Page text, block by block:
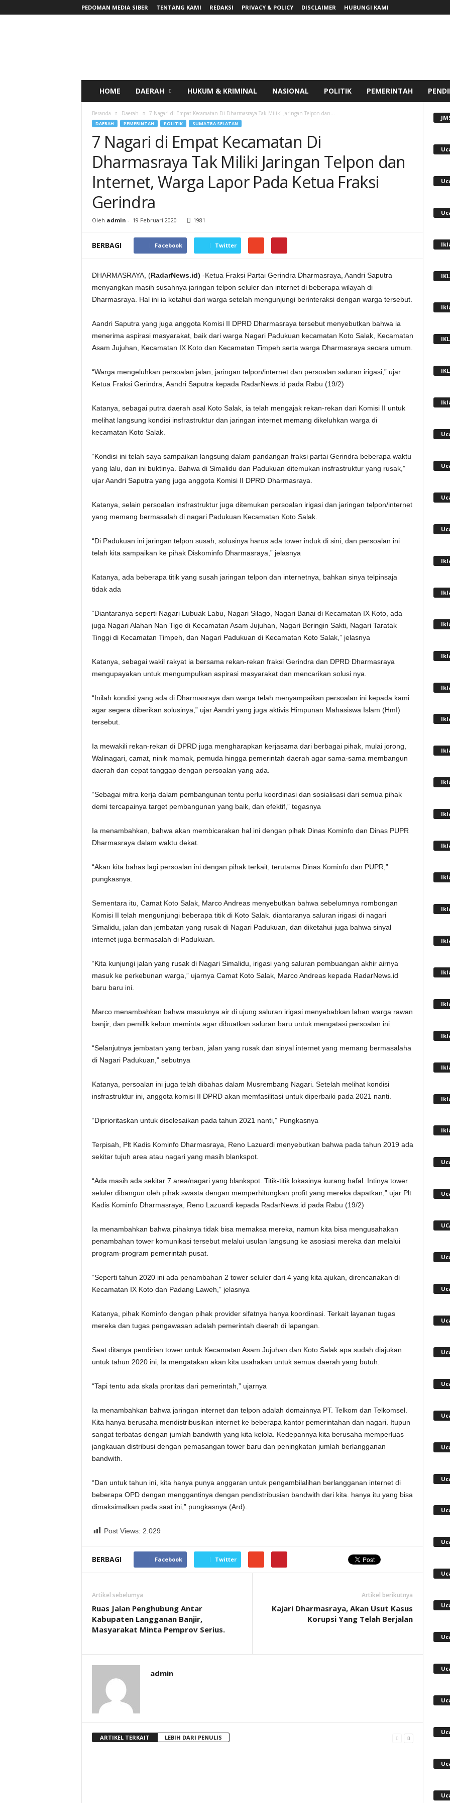
PEDOMAN MEDIA SIBER TENTANG KAMI REDAKSI PRIVACY & POLICY DISCLAIMER HUBUNGI KAMI
HOME DAERAH HUKUM & KRIMINAL NASIONAL POLITIK PEMERINTAH
Beranda Daerah 7 Nagari di Empat Kecamatan Di Dharmasraya Tak Miliki Jaringan Telpon dan...
DAERAH PEMERINTAH POLITIK SUMATRA SELATAN
7 Nagari di Empat Kecamatan Di
Dharmasraya Tak Miliki Jaringan Telpon dan
Internet, Warga Lapor Pada Ketua Fraksi
Gerindra
Oleh admin - 19 Februari 2020 1981
BERBAGI Facebook Twitter
DHARMASRAYA, (RadarNews.id) -Ketua Fraksi Partai Gerindra Dharmasraya, Aandri Saputra
menyangkan masih susahnya jaringan telpon seluler dan internet di beberapa wilayah di
Dharmasraya. Hal ini ia ketahui dari warga setelah mengunjungi berinteraksi dengan warga tersebut.
Aandri Saputra yang juga anggota Komisi II DPRD Dharmasraya tersebut menyebutkan bahwa ia
menerima aspirasi masyarakat, baik dari warga Nagari Padukuan kecamatan Koto Salak, Kecamatan
Asam Jujuhan, Kecamatan IX Koto dan Kecamatan Timpeh serta warga Dharmasraya secara umum.
“Warga mengeluhkan persoalan jalan, jaringan telpon/internet dan persoalan saluran irigasi,” ujar
Ketua Fraksi Gerindra, Aandri Saputra kepada RadarNews.id pada Rabu (19/2)
Katanya, sebagai putra daerah asal Koto Salak, ia telah mengajak rekan-rekan dari Komisi II untuk
melihat langsung kondisi insfrastruktur dan jaringan internet memang dikeluhkan warga di
kecamatan Koto Salak.
“Kondisi ini telah saya sampaikan langsung dalam pandangan fraksi partai Gerindra beberapa waktu
yang lalu, dan ini buktinya. Bahwa di Simalidu dan Padukuan ditemukan insfrastruktur yang rusak,”
ujar Aandri Saputra yang juga anggota Komisi II DPRD Dharmasraya.
Katanya, selain persoalan insfrastruktur juga ditemukan persoalan irigasi dan jaringan telpon/internet
yang memang bermasalah di nagari Padukuan Kecamatan Koto Salak.
“Di Padukuan ini jaringan telpon susah, solusinya harus ada tower induk di sini, dan persoalan ini
telah kita sampaikan ke pihak Diskominfo Dharmasraya,” jelasnya
Katanya, ada beberapa titik yang susah jaringan telpon dan internetnya, bahkan sinya telpinsaja
tidak ada
“Diantaranya seperti Nagari Lubuak Labu, Nagari Silago, Nagari Banai di Kecamatan IX Koto, ada
juga Nagari Alahan Nan Tigo di Kecamatan Asam Jujuhan, Nagari Beringin Sakti, Nagari Taratak
Tinggi di Kecamatan Timpeh, dan Nagari Padukuan di Kecamatan Koto Salak,” jelasnya
Katanya, sebagai wakil rakyat ia bersama rekan-rekan fraksi Gerindra dan DPRD Dharmasraya
mengupayakan untuk mengumpulkan aspirasi masyarakat dan mencarikan solusi nya.
“Inilah kondisi yang ada di Dharmasraya dan warga telah menyampaikan persoalan ini kepada kami
agar segera diberikan solusinya,” ujar Aandri yang juga aktivis Himpunan Mahasiswa Islam (HmI)
tersebut.
Ia mewakili rekan-rekan di DPRD juga mengharapkan kerjasama dari berbagai pihak, mulai jorong,
Walinagari, camat, ninik mamak, pemuda hingga pemerintah daerah agar sama-sama membangun
daerah dan cepat tanggap dengan persoalan yang ada.
“Sebagai mitra kerja dalam pembangunan tentu perlu koordinasi dan sosialisasi dari semua pihak
demi tercapainya target pembangunan yang baik, dan efektif,” tegasnya
Ia menambahkan, bahwa akan membicarakan hal ini dengan pihak Dinas Kominfo dan Dinas PUPR
Dharmasraya dalam waktu dekat.
“Akan kita bahas lagi persoalan ini dengan pihak terkait, terutama Dinas Kominfo dan PUPR,”
pungkasnya.
Sementara itu, Camat Koto Salak, Marco Andreas menyebutkan bahwa sebelumnya rombongan
Komisi II telah mengunjungi beberapa titik di Koto Salak. diantaranya saluran irigasi di nagari
Simalidu, jalan dan jembatan yang rusak di Nagari Padukuan, dan diketahui juga bahwa sinyal
internet juga bermasalah di Padukuan.
“Kita kunjungi jalan yang rusak di Nagari Simalidu, irigasi yang saluran pembuangan akhir airnya
masuk ke perkebunan warga,” ujarnya Camat Koto Salak, Marco Andreas kepada RadarNews.id
baru baru ini.
Marco menambahkan bahwa masuknya air di ujung saluran irigasi menyebabkan lahan warga rawan
banjir, dan pemilik kebun meminta agar dibuatkan saluran baru untuk mengatasi persoalan ini.
“Selanjutnya jembatan yang terban, jalan yang rusak dan sinyal internet yang memang bermasalaha
di Nagari Padukuan,” sebutnya
Katanya, persoalan ini juga telah dibahas dalam Musrembang Nagari. Setelah melihat kondisi
insfrastruktur ini, anggota komisi II DPRD akan memfasilitasi untuk diperbaiki pada 2021 nanti.
“Diprioritaskan untuk diselesaikan pada tahun 2021 nanti,” Pungkasnya
Terpisah, Plt Kadis Kominfo Dharmasraya, Reno Lazuardi menyebutkan bahwa pada tahun 2019 ada
sekitar tujuh area atau nagari yang masih blankspot.
“Ada masih ada sekitar 7 area/nagari yang blankspot. Titik-titik lokasinya kurang hafal. Intinya tower
seluler dibangun oleh pihak swasta dengan memperhitungkan profit yang mereka dapatkan,” ujar Plt
Kadis Kominfo Dharmasraya, Reno Lazuardi kepada RadarNews.id pada Rabu (19/2)
Ia menambahkan bahwa pihaknya tidak bisa memaksa mereka, namun kita bisa mengusahakan
penambahan tower komunikasi tersebut melalui usulan langsung ke asosiasi mereka dan melalui
program-program pemerintah pusat.
“Seperti tahun 2020 ini ada penambahan 2 tower seluler dari 4 yang kita ajukan, direncanakan di
Kecamatan IX Koto dan Padang Laweh,” jelasnya
Katanya, pihak Kominfo dengan pihak provider sifatnya hanya koordinasi. Terkait layanan tugas
mereka dan tugas pengawasan adalah pemerintah daerah di lapangan.
Saat ditanya pendirian tower untuk Kecamatan Asam Jujuhan dan Koto Salak apa sudah diajukan
untuk tahun 2020 ini, Ia mengatakan akan kita usahakan untuk semua daerah yang butuh.
“Tapi tentu ada skala proritas dari pemerintah,” ujarnya
Ia menambahkan bahwa jaringan internet dan telpon adalah domainnya PT. Telkom dan Telkomsel.
Kita hanya berusaha mendistribusikan internet ke beberapa kantor pemerintahan dan nagari. Itupun
sangat terbatas dengan jumlah bandwith yang kita kelola. Kedepannya kita berusaha memperluas
jangkauan distribusi dengan pemasangan tower baru dan peningkatan jumlah berlangganan
bandwith.
“Dan untuk tahun ini, kita hanya punya anggaran untuk pengambilalihan berlangganan internet di
beberapa OPD dengan menggantinya dengan pendistribusian bandwith dari kita. hanya itu yang bisa
dimaksimalkan pada saat ini,” pungkasnya (Ard).
Post Views: 2.029
BERBAGI Facebook Twitter
Artikel sebelumya
Ruas Jalan Penghubung Antar
Kabupaten Langganan Banjir,
Masyarakat Minta Pemprov Serius.
Artikel berikutnya
Kajari Dharmasraya, Akan Usut Kasus
Korupsi Yang Telah Berjalan
admin
ARTIKEL TERKAIT LEBIH DARI PENULIS